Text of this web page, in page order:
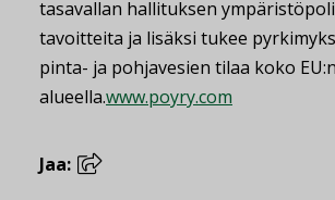
tasavallan hallituksen
tavoitteita ja lisäksi tukee
pinta- ja pohjavesien tilaa koko EU:n
alueella.www.poyry.com
Jaa: